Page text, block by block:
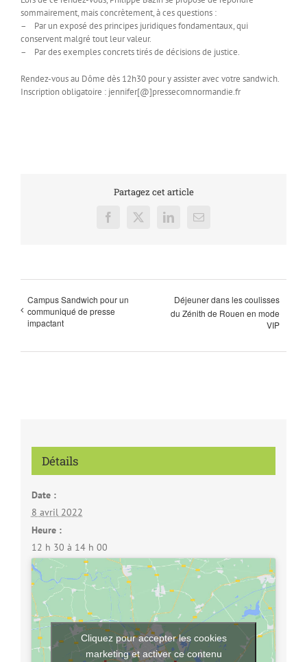
sommairement, mais concrètement, à ces questions :
– Par un exposé des principes juridiques fondamentaux, qui
conservent malgré tout leur valeur.
– Par des exemples concrets tirés de décisions de justice.
Rendez-vous au Dôme dès 12h30 pour y assister avec votre sandwich.
Inscription obligatoire : jennifer[@]pressecomnormandie.fr
Partagez cet article
Facebook
X LinkedInEmail
Campus Sandwich pour un
communiqué de presse
impactant
Déjeuner dans les coulisses
du Zénith de Rouen en mode
VIP
Détails
Date :
8 avril 2022
Heure :
12 h 30 à 14 h 00
Cliquez pour accepter les cookies
marketing et activer ce contenu